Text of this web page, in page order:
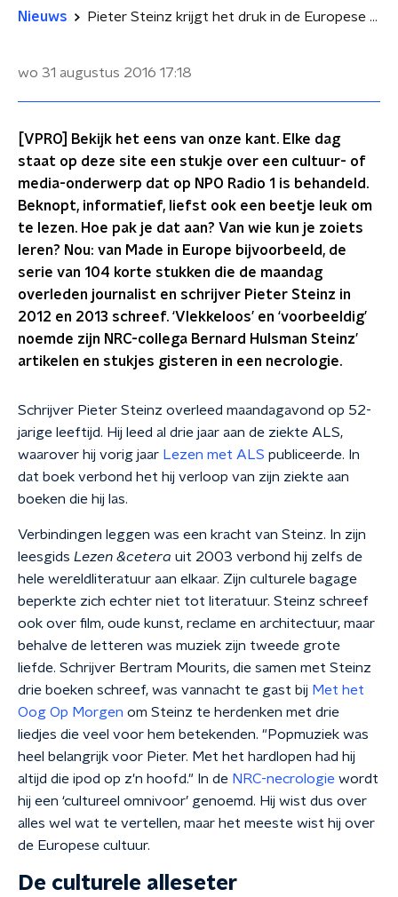
Nieuws Pieter Steinz krijgt het druk in de Europese hemel
wo 31 augustus 2016 17:18
[VPRO] Bekijk het eens van onze kant. Elke dag
staat op deze site een stukje over een cultuur- of
media-onderwerp dat op NPO Radio 1 is behandeld.
Beknopt, informatief, liefst ook een beetje leuk om
te lezen. Hoe pak je dat aan? Van wie kun je zoiets
leren? Nou: van Made in Europe bijvoorbeeld, de
serie van 104 korte stukken die de maandag
overleden journalist en schrijver Pieter Steinz in
2012 en 2013 schreef. ‘Vlekkeloos’ en ‘voorbeeldig’
noemde zijn NRC-collega Bernard Hulsman Steinz’
artikelen en stukjes gisteren in een necrologie.
Schrijver Pieter Steinz overleed maandagavond op 52-
jarige leeftijd. Hij leed al drie jaar aan de ziekte ALS,
waarover hij vorig jaar Lezen met ALS publiceerde. In
dat boek verbond het hij verloop van zijn ziekte aan
boeken die hij las.
Verbindingen leggen was een kracht van Steinz. In zijn
leesgids Lezen &cetera uit 2003 verbond hij zelfs de
hele wereldliteratuur aan elkaar. Zijn culturele bagage
beperkte zich echter niet tot literatuur. Steinz schreef
ook over film, oude kunst, reclame en architectuur, maar
behalve de letteren was muziek zijn tweede grote
liefde. Schrijver Bertram Mourits, die samen met Steinz
drie boeken schreef, was vannacht te gast bij Met het
Oog Op Morgen om Steinz te herdenken met drie
liedjes die veel voor hem betekenden. "Popmuziek was
heel belangrijk voor Pieter. Met het hardlopen had hij
altijd die ipod op z'n hoofd." In de NRC-necrologie wordt
hij een ‘cultureel omnivoor’ genoemd. Hij wist dus over
alles wel wat te vertellen, maar het meeste wist hij over
de Europese cultuur.
De culturele alleseter